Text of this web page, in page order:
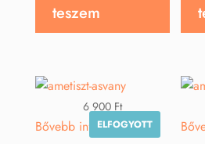
teszem
ELFOGYOTT
6 900 Ft
Bővebb információ